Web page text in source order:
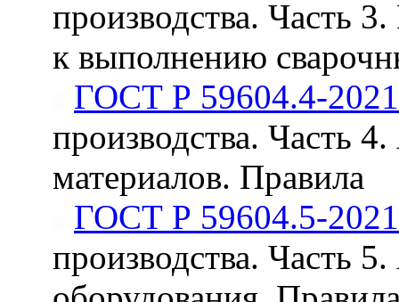
производства. Часть
к выполнению
ГОСТ Р 59604.4-2021
производства. Часть
материалов. Правила
ГОСТ Р 59604.5-2021
производства. Часть